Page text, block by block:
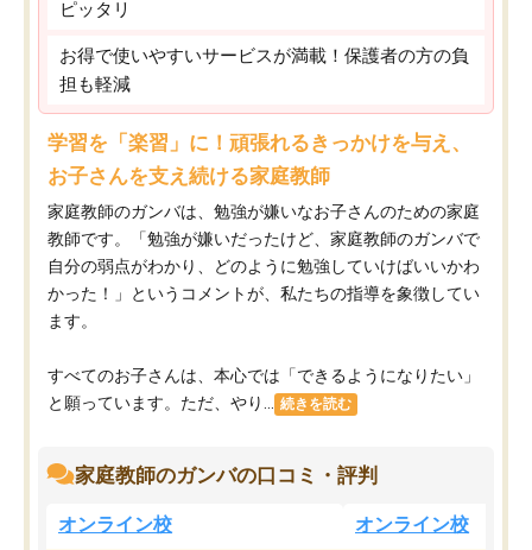
ピッタリ
お得で使いやすいサービスが満載！保護者の方の負
担も軽減
学習を「楽習」に！頑張れるきっかけを与え、
お子さんを支え続ける家庭教師
家庭教師のガンバは、勉強が嫌いなお子さんのための家庭
教師です。「勉強が嫌いだったけど、家庭教師のガンバで
自分の弱点がわかり、どのように勉強していけばいいかわ
かった！」というコメントが、私たちの指導を象徴してい
ます。
すべてのお子さんは、本心では「できるようになりたい」
と願っています。ただ、やり...
続きを読む
家庭教師のガンバの口コミ・評判
オンライン校 オンライン校